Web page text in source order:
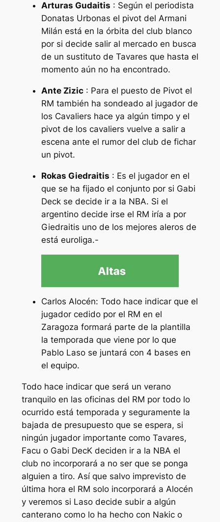
Arturas Gudaitis : Según el periodista
Donatas Urbonas el pivot del Armani
Milán está en la órbita del club blanco
por si decide salir al mercado en busca
de un sustituto de Tavares que hasta el
momento aún no ha encontrado.
Ante Zizic: Para el puesto de Pivot el
RM también ha sondeado al jugador de
los Cavaliers hace ya algún timpo y el
pivot de los cavaliers vuelve a salir a
escena ante el rumor del club de fichar
un pivot.
Rokas Giedraitis : Es el jugador en el
que se ha fijado el conjunto por si Gabi
Deck se decide ir a la NBA. Si el
argentino decide irse el RM iría a por
Giedraitis uno de los mejores aleros de
está euroliga.-
Carlos Alocén: Todo hace indicar que el
jugador cedido por el RM en el
Zaragoza formará parte de la plantilla
la temporada que viene por lo que
Pablo Laso se juntará con 4 bases en
el equipo.
Todo hace indicar que será un verano
tranquilo en las oficinas del RM por todo lo
ocurrido está temporada y seguramente la
bajada de presupuesto que se espera, si
ningún jugador importante como Tavares,
Facu o Gabi DecK deciden ir a la NBA el
club no incorporará a no ser que se ponga
alguien a tiro. Así que salvo imprevisto de
última hora el RM solo incorporará a Alocén
y veremos si Laso decide subir a algún
canterano como lo ha hecho con Nakic o